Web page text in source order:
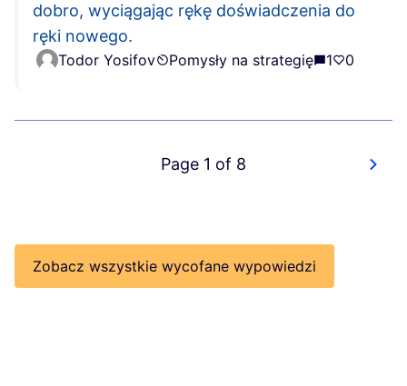
dobro, wyciągając rękę doświadczenia do
ręki nowego.
Todor Yosifov Pomysły na strategię 1 0
Page 1 of 8
Zobacz wszystkie wycofane wypowiedzi